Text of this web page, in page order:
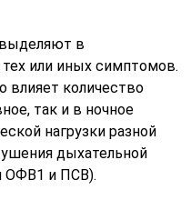
в
или иных симптомов.
влияет количество
так и в ночное
нагрузки разной
дыхательной
ОФВ1 и ПСВ).